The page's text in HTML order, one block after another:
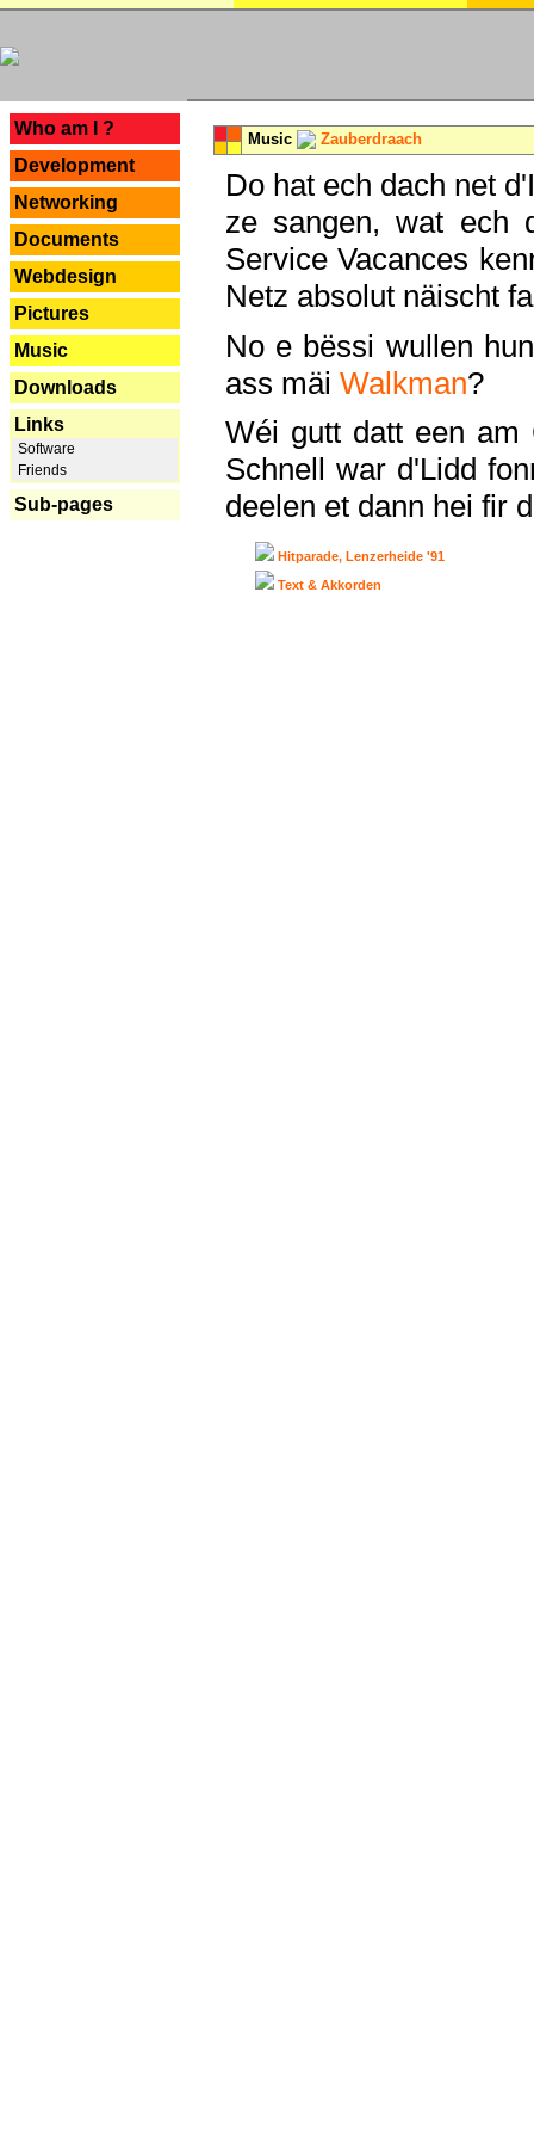
Who am I ?
Development
Networking
Documents
Webdesign
Pictures
Music
Downloads
Links
Software
Friends
Sub-pages
Music Zauberdraach
Do hat ech dach net
ze sangen, wat ech
Service Vacances
Netz absolut näischt
No e bëssi wullen
ass mäi Walkman?
Wéi gutt datt een am
Schnell war d'Lidd
deelen et dann hei fir
Hitparade, Lenzerheide '91
Text & Akkorden